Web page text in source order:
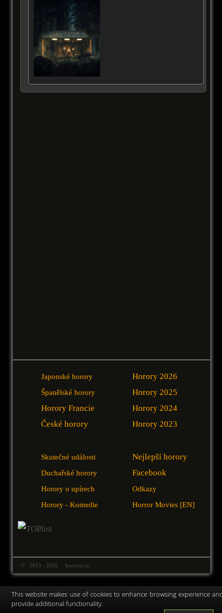
Japonské horory
Španělské horory
Horory Francie
České horory
Horory 2026
Horory 2025
Horory 2024
Horory 2023
Skutečné události
Duchařské horory
Horory o upírech
Horory - Komedie
Nejlepší horory
Facebook
Odkazy
Horror Movies [EN]
© 2013 - 2026 horrory.cz
This website makes use of cookies to enhance browsing experience
provide additional functionality.